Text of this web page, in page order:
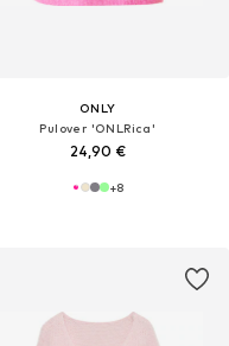
ONLY
Pulover 'ONLRica'
24,90 €
+8